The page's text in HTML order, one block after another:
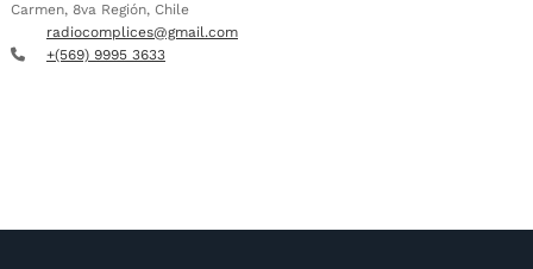
Carmen, 8va Región, Chile
radiocomplices@gmail.com
+(569) 9995 3633